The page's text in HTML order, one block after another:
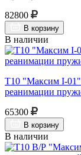
82800
В корзину
В наличии
Т10 "Максим I-01"
реанимации
65300
В корзину
В наличии